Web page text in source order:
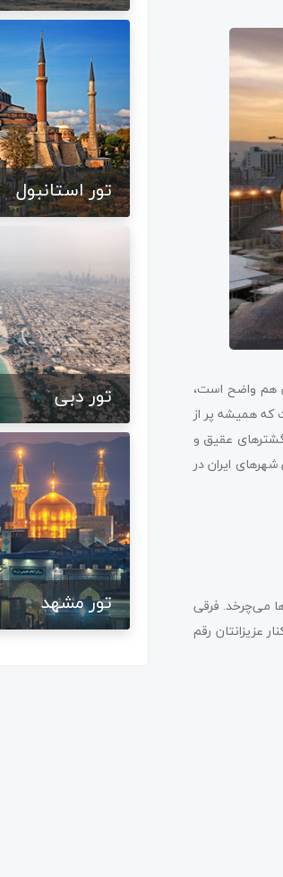
هم واضح است،
که همیشه پر از
عقیق و
ایران در
می‌چرخد. فرقی
عزیزانتان رقم
تور استانبول
تور دبی
تور مشهد